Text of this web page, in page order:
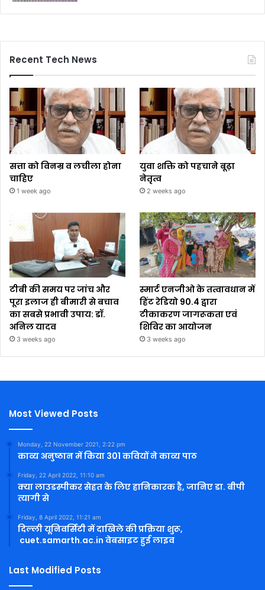
Recent Tech News
सत्ता को विनम्र व लचीला होना
चाहिए
1 week ago
युवा शक्ति को पहचाने बूढ़ा
नेतृत्व
2 weeks ago
टीबी की समय पर जांच और
पूरा इलाज ही बीमारी से बचाव
का सबसे प्रभावी उपाय: डॉ.
अनिल यादव
3 weeks ago
स्मार्ट एनजीओ के तत्वावधान में
हिंट रेडियो 90.4 द्वारा
टीकाकरण जागरूकता एवं
शिविर का आयोजन
3 weeks ago
Most Viewed Posts
Monday, 22 November 2021, 2:22 pm
काव्य अनुष्ठान में किया 301 कवियों ने काव्य पाठ
Friday, 22 April 2022, 11:10 am
क्या लाउडस्पीकर सेहत के लिए हानिकारक है, जानिए डा. बीपी
त्यागी से
Friday, 8 April 2022, 11:21 am
दिल्ली यूनिवर्सिटी में दाखिले की प्रक्रिया शुरू,
cuet.samarth.ac.in वेबसाइट हुई लाइव
Last Modified Posts